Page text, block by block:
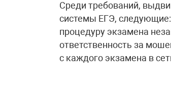
Среди требований,
системы ЕГЭ, следующие:
процедуру экзамена
ответственность за
с каждого экзамена в